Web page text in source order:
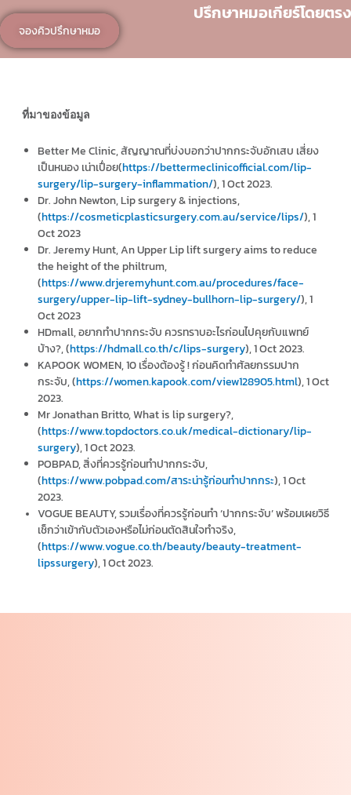
ปรึกษาหมอเกียร์โดยตรง
จองคิวปรึกษาหมอ
ที่มาของข้อมูล
Better Me Clinic, สัญญาณที่บ่งบอกว่าปากกระจับอักเสบ เสี่ยง
เป็นหนอง เน่าเปื่อย(https://bettermeclinicofficial.com/lip-
surgery/lip-surgery-inflammation/), 1 Oct 2023.
Dr. John Newton, Lip surgery & injections,
(https://cosmeticplasticsurgery.com.au/service/lips/), 1
Oct 2023
Dr. Jeremy Hunt, An Upper Lip lift surgery aims to reduce
the height of the philtrum,
(https://www.drjeremyhunt.com.au/procedures/face-
surgery/upper-lip-lift-sydney-bullhorn-lip-surgery/), 1
Oct 2023
HDmall, อยากทำปากกระจับ ควรทราบอะไรก่อนไปคุยกับแพทย์
บ้าง?, (https://hdmall.co.th/c/lips-surgery), 1 Oct 2023.
KAPOOK WOMEN, 10 เรื่องต้องรู้ ! ก่อนคิดทำศัลยกรรมปาก
กระจับ, (https://women.kapook.com/view128905.html), 1 Oct
2023.
Mr Jonathan Britto, What is lip surgery?,
(https://www.topdoctors.co.uk/medical-dictionary/lip-
surgery), 1 Oct 2023.
POBPAD, สิ่งที่ควรรู้ก่อนทำปากกระจับ,
(https://www.pobpad.com/สาระน่ารู้ก่อนทำปากกระ), 1 Oct
2023.
VOGUE BEAUTY, รวมเรื่องที่ควรรู้ก่อนทำ ‘ปากกระจับ’ พร้อมเผยวิธี
เช็กว่าเข้ากับตัวเองหรือไม่ก่อนตัดสินใจทำจริง,
(https://www.vogue.co.th/beauty/beauty-treatment-
lipssurgery), 1 Oct 2023.